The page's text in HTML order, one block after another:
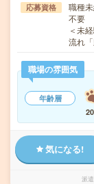
応募資格
職種
不要
＜未
流れ
職場の雰囲気
年齢層
気になる!
派